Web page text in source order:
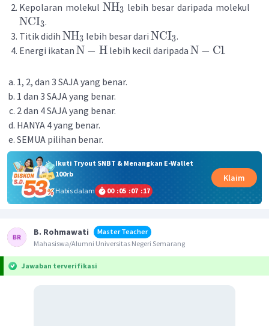
Kepolaran molekul NH3 lebih besar daripada molekul
NCI3.
Titik didih NH3 lebih besar dari NCI3.
Energi ikatan N − Hlebih kecil daripada N − Cl.
1, 2, dan 3 SAJA yang benar.
1 dan 3 SAJA yang benar.
2 dan 4 SAJA yang benar.
HANYA 4 yang benar.
SEMUA pilihan benar.
Ikuti Tryout SNBT & Menangkan E-Wallet
100rb
Habis dalam
00 :05 :07 :17
Klaim
B. Rohmawati
Master Teacher
Mahasiswa/Alumni Universitas Negeri Semarang
Jawaban terverifikasi